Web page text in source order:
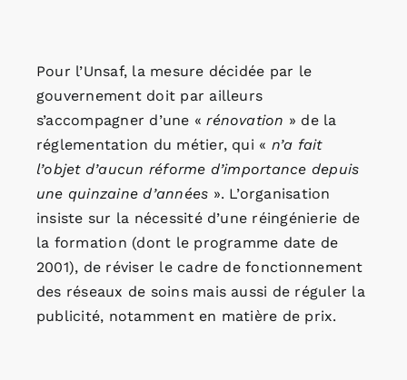
Pour l’Unsaf, la mesure décidée par le
gouvernement doit par ailleurs
s’accompagner d’une « rénovation » de la
réglementation du métier, qui « n’a fait
l’objet d’aucun réforme d’importance depuis
une quinzaine d’années ». L’organisation
insiste sur la nécessité d’une réingénierie de
la formation (dont le programme date de
2001), de réviser le cadre de fonctionnement
des réseaux de soins mais aussi de réguler la
publicité, notamment en matière de prix.